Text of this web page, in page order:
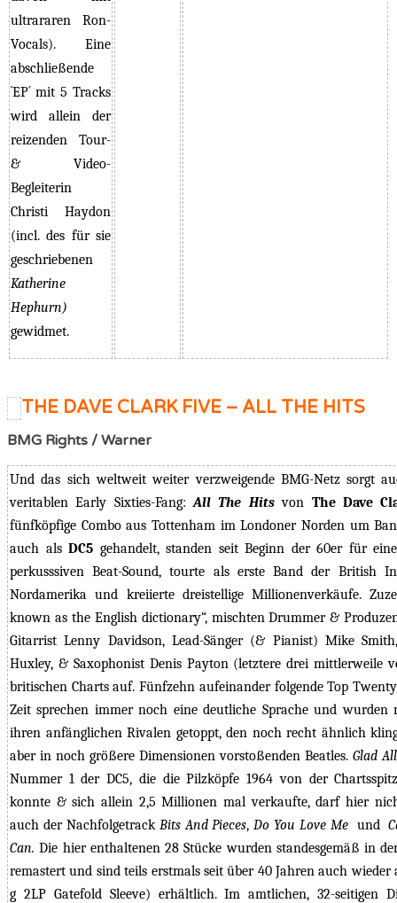
ultrararen Ron-
Vocals). Eine
abschließende
`EP´ mit 5 Tracks
wird allein der
reizenden Tour-
& Video-
Begleiterin
Christi Haydon
(incl. des für sie
geschriebenen
Katherine
Hephurn)
gewidmet.
THE DAVE CLARK FIVE – ALL THE HITS
BMG Rights / Warner
Und das sich weltweit weiter verzweigende BMG-Netz sorgt
veritablen Early Sixties-Fang:All The Hitsvon The Dave
fünfköpfige Combo aus Tottenham im Londoner Norden um
auch alsDC5 gehandelt, standen seit Beginn der 60er für
perkusssiven Beat-Sound, tourte als erste Band der British
Nordamerika und kreiierte dreistellige Millionenverkäufe.
known as the English dictionary“, mischten Drummer &
Gitarrist Lenny Davidson, Lead-Sänger (& Pianist) Mike
Huxley, & Saxophonist Denis Payton (letztere drei mittlerweile
britischen Charts auf. Fünfzehn aufeinander folgende Top
Zeit sprechen immer noch eine deutliche Sprache und
ihren anfänglichen Rivalen getoppt, den noch recht ähnlich
aber in noch größere Dimensionen vorstoßenden Beatles. Glad
Nummer 1 der DC5, die die Pilzköpfe 1964 von der
konnte & sich allein 2,5 Millionen mal verkaufte, darf hier
auch der Nachfolgetrack Bits And Pieces, Do You Love Meund
Can.Die hier enthaltenen 28 Stücke wurden standesgemäß in
remastert und sind teils erstmals seit über 40 Jahren auch
g 2LP Gatefold Sleeve) erhältlich. Im amtlichen, 32-seitigen